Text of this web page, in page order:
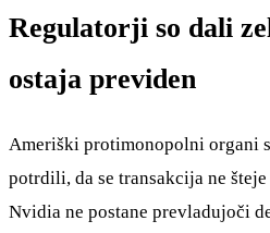
Regulatorji so dali
ostaja previden
Ameriški protimonopolni organi
potrdili, da se transakcija ne
Nvidia ne postane prevladujoči